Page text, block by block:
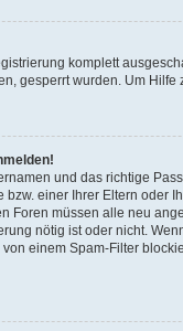
komplett
gesperrt wurden. Um
und das richtige
einer Ihrer Eltern
Foren müssen alle neu
nötig ist oder nicht.
einem Spam-Filter